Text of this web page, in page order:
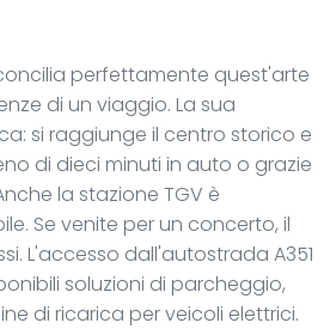
perfettamente quest'arte
di un viaggio. La sua
si raggiunge il centro storico e
di dieci minuti in auto o grazie
la stazione TGV è
Se venite per un concerto, il
L'accesso dall'autostrada A351
soluzioni di parcheggio,
di ricarica per veicoli elettrici.